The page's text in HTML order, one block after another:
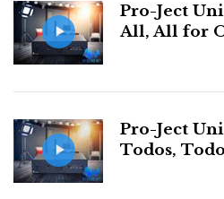
Pro-Ject
All, All for
Pro-Ject
Todos,